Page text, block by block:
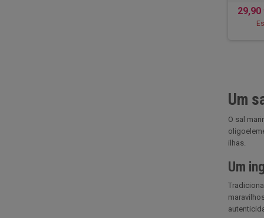
29,90
Um
O sal
ilhas.
Um